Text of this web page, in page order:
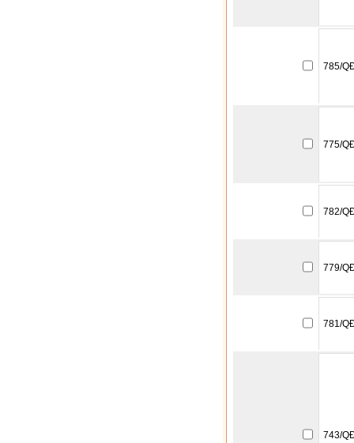
785/
775/
782/
779/
781/
743/